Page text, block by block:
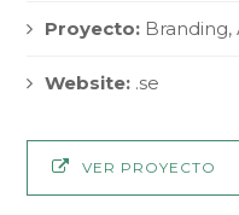
Proyecto: Branding,
Website: .se
VER PROYECTO